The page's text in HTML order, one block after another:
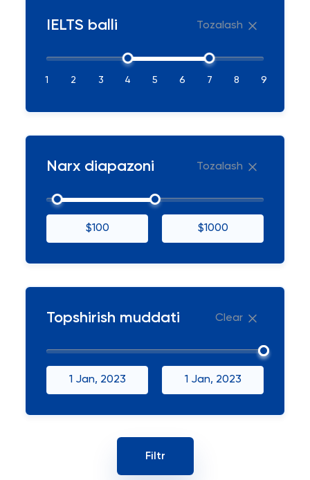
IELTS balli Tozalash
1 2 3 4 5 6 7 8 9
Narx diapazoni Tozalash
$100 $1000
Topshirish muddati Clear
1 Jan, 2023 1 Jan, 2023